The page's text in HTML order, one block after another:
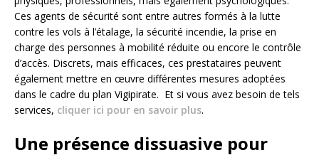
Ces agents de sécurité sont entre autres formés à la lutte
contre les vols à l’étalage, la sécurité incendie, la prise en
charge des personnes à mobilité réduite ou encore le contrôle
d’accès. Discrets, mais efficaces, ces prestataires peuvent
également mettre en œuvre différentes mesures adoptées
dans le cadre du plan Vigipirate. Et si vous avez besoin de tels
services, cliquer ici pour en savoir plus.
Une présence dissuasive pour